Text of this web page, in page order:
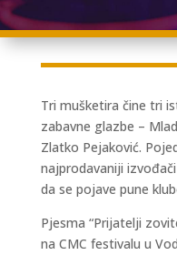
Tri mušketira čine tri
zabavne glazbe –
Zlatko Pejaković.
najprodavaniji
da se pojave pune
Pjesma “Prijatelji
na CMC festivalu u